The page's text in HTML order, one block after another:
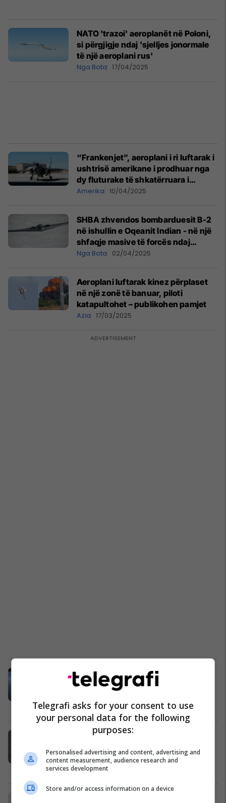
NATO 'trazoi' aeroplanët në Poloni,
si përgjigje ndaj 'sjelljes jonormale
të një aeroplani rus'
Nga Bota 17/04/2025
“Frankenjet”, aeroplani i ri luftarak i
ushtrisë amerikane i prodhuar nga
dy fluturake të shkatërruara i
bashkohet flotës së forcave ajrore
Amerika 10/04/2025
SHBA zhvendos bombarduesit B-2
në ishullin e Oqeanit Indian - në një
shfaqje masive të forcës ndaj
Houthi-ve dhe Iranit
Nga Bota 02/04/2025
Aeroplani luftarak kinez përplaset
në një zonë të banuar, piloti
katapultohet – publikohen pamjet
Azia 17/03/2025
Momenti kur aeroplani luftarak rus
fluturon pak metra larg dronit
Evropa 05/03/2025
Bombarduesit amerikanë B-52
Lindjen e Mesme për të treguar
forcën
Nga Bota
Telegrafi asks for your consent to use
your personal data for the following
purposes:
Personalised advertising and content, advertising and
content measurement, audience research and
services development
Store and/or access information on a device